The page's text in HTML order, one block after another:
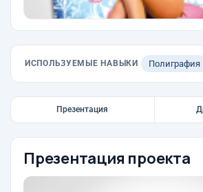
ИСПОЛЬЗУЕМЫЕ НАВЫКИ Полиграфия
Презентация
Презентация проекта